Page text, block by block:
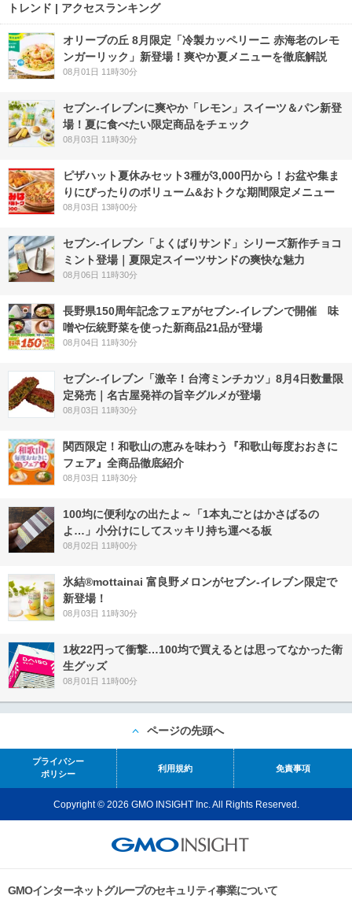
トレンド | アクセスランキング
オリーブの丘 8月限定「冷製カッペリーニ 赤海老のレモ
ンガーリック」新登場！爽やか夏メニューを徹底解説
08月01日 11時30分
セブン‐イレブンに爽やか「レモン」スイーツ＆パン新登
場！夏に食べたい限定商品をチェック
08月03日 11時30分
ピザハット夏休みセット3種が3,000円から！お盆や集ま
りにぴったりのボリューム&おトクな期間限定メニュー
08月03日 13時00分
セブン‐イレブン「よくばりサンド」シリーズ新作チョコ
ミント登場｜夏限定スイーツサンドの爽快な魅力
08月06日 11時30分
長野県150周年記念フェアがセブン-イレブンで開催 味
噌や伝統野菜を使った新商品21品が登場
08月04日 11時30分
セブン-イレブン「激辛！台湾ミンチカツ」8月4日数量限
定発売｜名古屋発祥の旨辛グルメが登場
08月03日 11時30分
関西限定！和歌山の恵みを味わう『和歌山毎度おおきに
フェア』全商品徹底紹介
08月03日 11時30分
100均に便利なの出たよ～「1本丸ごとはかさばるの
よ…」小分けにしてスッキリ持ち運べる板
08月02日 11時00分
氷結®mottainai 富良野メロンがセブン‐イレブン限定で
新登場！
08月03日 11時30分
1枚22円って衝撃…100均で買えるとは思ってなかった衛
生グッズ
08月01日 11時00分
ページの先頭へ
プライバシー
ポリシー
利用規約 免責事項
Copyright © 2026 GMO INSIGHT Inc. All Rights Reserved.
GMOインターネットグループのセキュリティ事業について